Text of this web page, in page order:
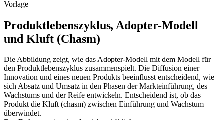
Vorlage
Produktlebenszyklus, Adopter-Modell
und Kluft (Chasm)
Die Abbildung zeigt, wie das Adopter-Modell mit dem Modell für
den Produktlebenszyklus zusammenspielt. Die Diffusion einer
Innovation und eines neuen Produkts beeinflusst entscheidend, wie
sich Absatz und Umsatz in den Phasen der Markteinführung, des
Wachstums und der Reife entwickeln. Entscheidend ist, ob das
Produkt die Kluft (chasm) zwischen Einführung und Wachstum
überwindet.